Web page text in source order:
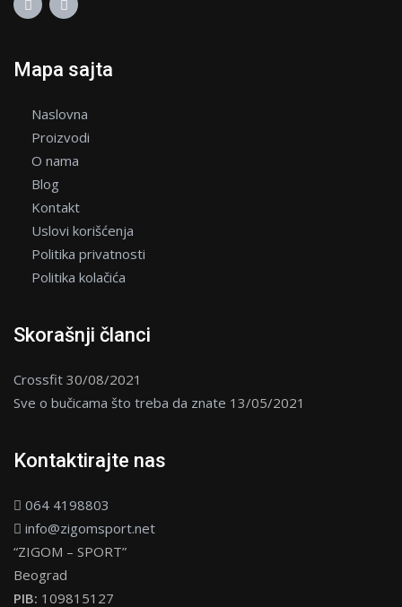
Mapa sajta
Naslovna
Proizvodi
O nama
Blog
Kontakt
Uslovi korišćenja
Politika privatnosti
Politika kolačića
Skorašnji članci
Crossfit 30/08/2021
Sve o bučicama što treba da znate 13/05/2021
Kontaktirajte nas
064 4198803
info@zigomsport.net
“ZIGOM – SPORT”
Beograd
PIB: 109815127